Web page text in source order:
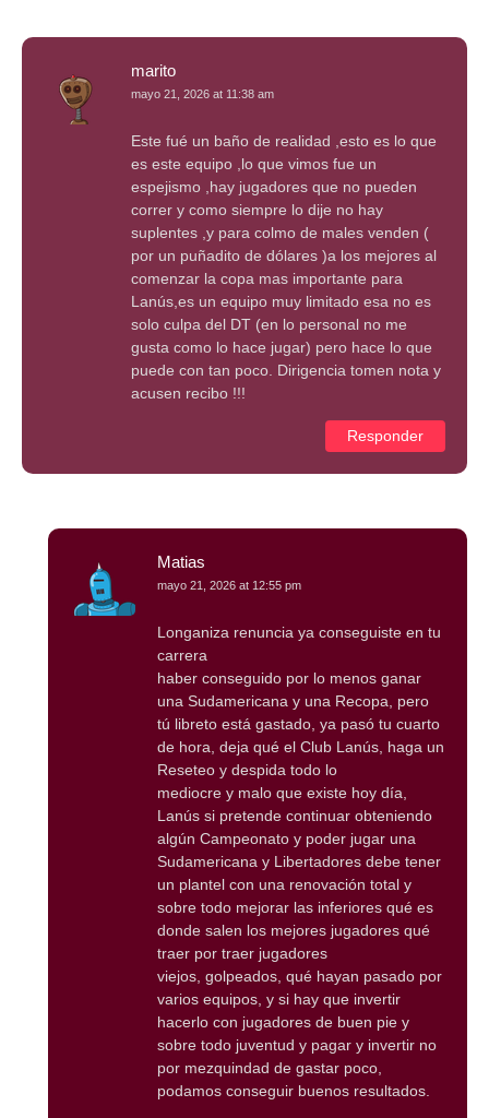
marito
mayo 21, 2026 at 11:38 am
Este fué un baño de realidad ,esto es lo que
es este equipo ,lo que vimos fue un
espejismo ,hay jugadores que no pueden
correr y como siempre lo dije no hay
suplentes ,y para colmo de males venden (
por un puñadito de dólares )a los mejores al
comenzar la copa mas importante para
Lanús,es un equipo muy limitado esa no es
solo culpa del DT (en lo personal no me
gusta como lo hace jugar) pero hace lo que
puede con tan poco. Dirigencia tomen nota y
acusen recibo !!!
Responder
Matias
mayo 21, 2026 at 12:55 pm
Longaniza renuncia ya conseguiste en tu
carrera
haber conseguido por lo menos ganar
una Sudamericana y una Recopa, pero
tú libreto está gastado, ya pasó tu cuarto
de hora, deja qué el Club Lanús, haga un
Reseteo y despida todo lo
mediocre y malo que existe hoy día,
Lanús si pretende continuar obteniendo
algún Campeonato y poder jugar una
Sudamericana y Libertadores debe tener
un plantel con una renovación total y
sobre todo mejorar las inferiores qué es
donde salen los mejores jugadores qué
traer por traer jugadores
viejos, golpeados, qué hayan pasado por
varios equipos, y si hay que invertir
hacerlo con jugadores de buen pie y
sobre todo juventud y pagar y invertir no
por mezquindad de gastar poco,
podamos conseguir buenos resultados.